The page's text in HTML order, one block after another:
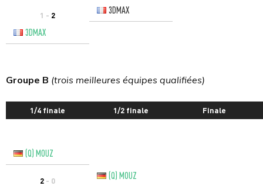
1 - 2
3DMAX
3DMAX
Groupe B (trois meilleures équipes qualifiées)
1/4 finale 1/2 finale Finale
(Q) MOUZ
2 - 0
(Q) MOUZ